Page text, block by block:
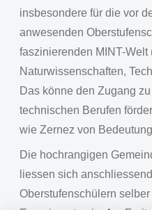
insbesondere für die vor
anwesenden
faszinierenden MINT-Welt
Naturwissenschaften,
Das könne den Zugang
technischen Berufen
wie Zernez von
Die hochrangigen
liessen sich
Oberstufenschülern